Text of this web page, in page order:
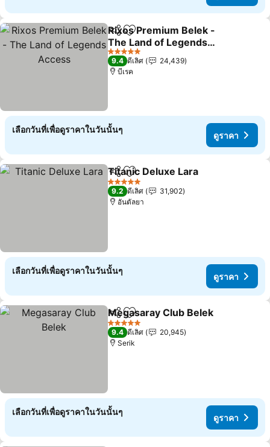
แชร์ เพิ่มในรายการโปรด
Rixos Premium Belek -
The Land of Legends
Access
ดูราคา
5 ดาว
9.4 ดีเลิศ
24,439
บีเรค
เลือกวันที่เพื่อดูราคาในวันนั้นๆ
ดูราคา
แชร์ เพิ่มในรายการโปรด
Titanic Deluxe Lara
5 ดาว
9.2 ดีเลิศ
31,902
อันตัลยา
เลือกวันที่เพื่อดูราคาในวันนั้นๆ
ดูราคา
แชร์ เพิ่มในรายการโปรด
Megasaray Club Belek
5 ดาว
9.4 ดีเลิศ
20,945
Serik
เลือกวันที่เพื่อดูราคาในวันนั้นๆ
ดูราคา